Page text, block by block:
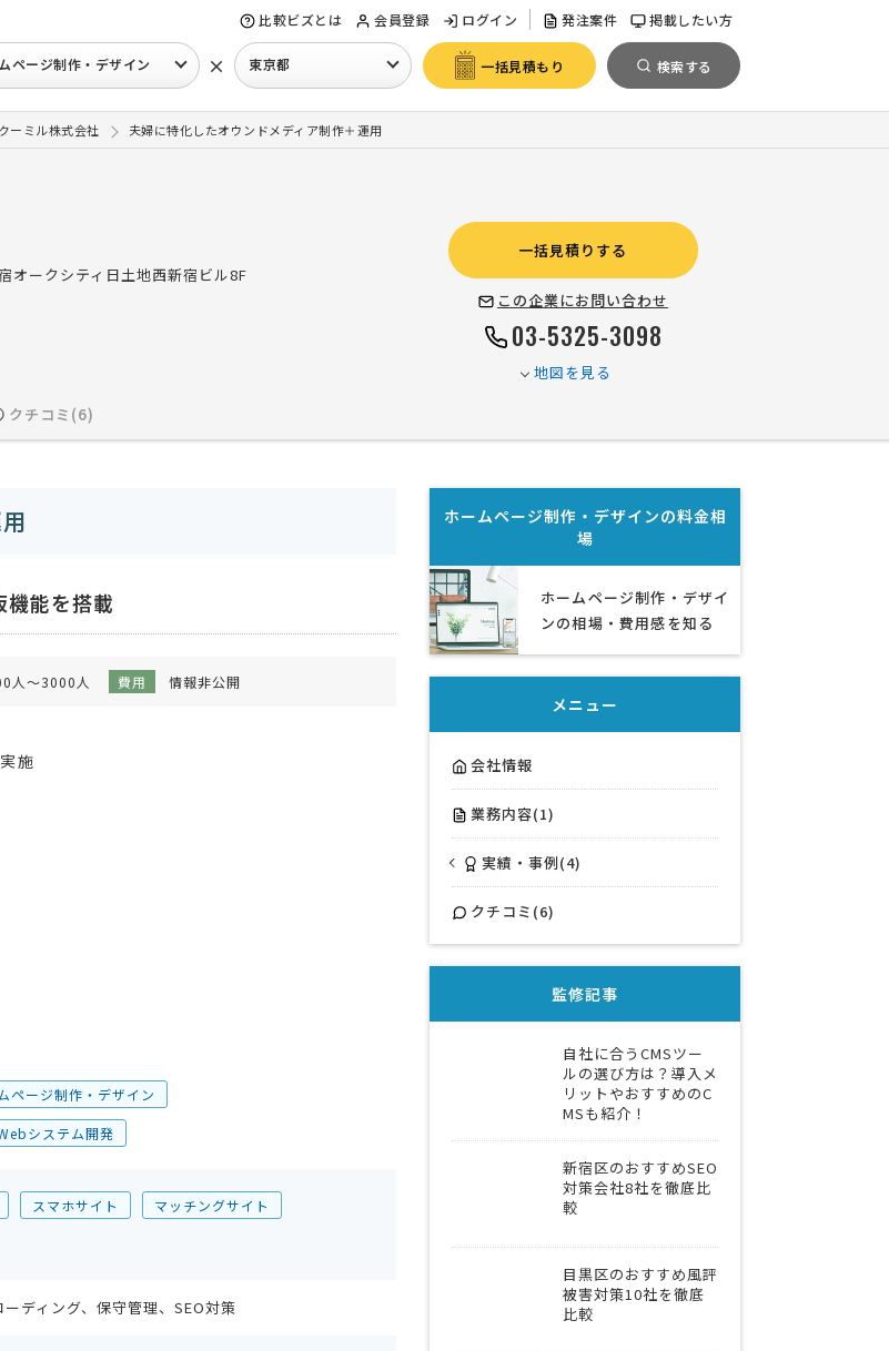
比較ビズとは 会員登録 ログイン 発注案件 掲載したい方
ページ制作・デザイン × 東京都 一括見積もり 検索する
クーミル株式会社 夫婦に特化したオウンドメディア制作＋運用
オークシティ日土地西新宿ビル8F
一括見積りする
この企業にお問い合わせ
03-5325-3098
地図を見る
クチコミ(6)
能を搭載
人～3000人 費用 情報非公開
施
ページ制作・デザイン
システム開発
スマホサイト マッチングサイト
ディング、保守管理、SEO対策
ホームページ制作・デザインの料金相
場
ホームページ制作・デザイ
ンの相場・費用感を知る
メニュー
会社情報
業務内容(1)
実績・事例(4)
クチコミ(6)
監修記事
自社に合うCMSツー
ルの選び方は？導入メ
リットやおすすめのC
MSも紹介！
新宿区のおすすめSEO
対策会社8社を徹底比
較
目黒区のおすすめ風評
被害対策10社を徹底
比較